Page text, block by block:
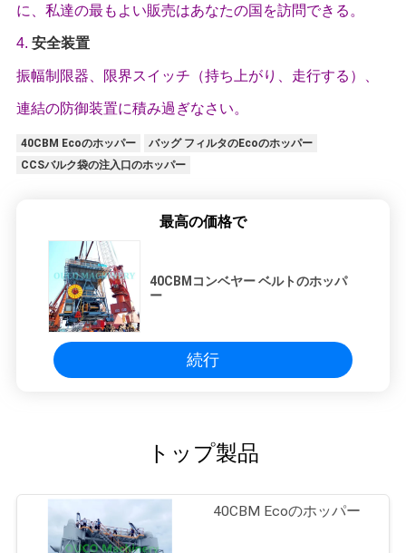
に、私達の最もよい販売はあなたの国を訪問できる。
4. 安全装置
振幅制限器、限界スイッチ（持ち上がり、走行する）、
連結の防御装置に積み過ぎなさい。
40CBM Ecoのホッパー
バッグ フィルタのEcoのホッパー
CCSバルク袋の注入口のホッパー
最高の価格で
40CBMコンベヤー ベルトのホッパ
ー
続行
トップ製品
40CBM Ecoのホッパー